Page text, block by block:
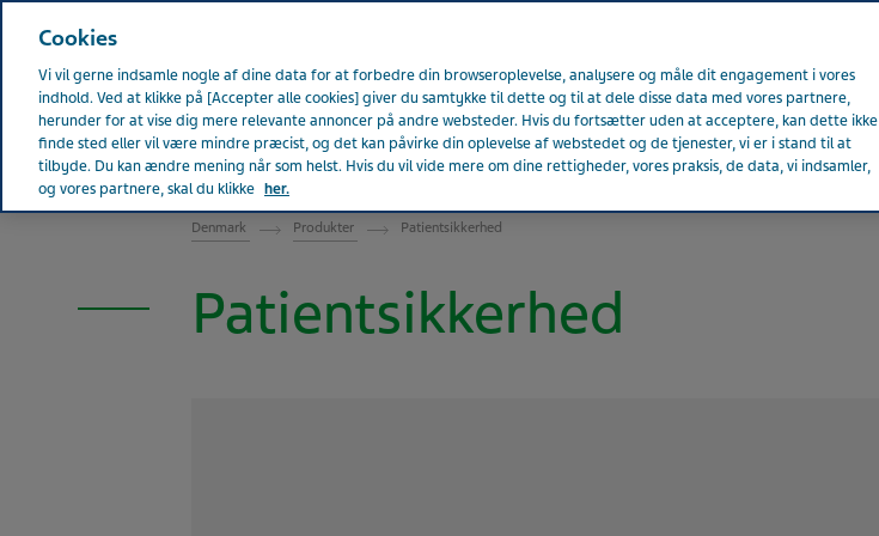
Teva Worldwide
DENMARK
Denmark Produkter Patientsikkerhed
Patientsikkerhed
Cookies
Vi vil gerne indsamle nogle af dine data for at forbedre din browseroplevelse, analysere og måle dit engagement i vores
indhold. Ved at klikke på [Accepter alle cookies] giver du samtykke til dette og til at dele disse data med vores partnere,
herunder for at vise dig mere relevante annoncer på andre websteder. Hvis du fortsætter uden at acceptere, kan dette ikke
finde sted eller vil være mindre præcist, og det kan påvirke din oplevelse af webstedet og de tjenester, vi er i stand til at
tilbyde. Du kan ændre mening når som helst. Hvis du vil vide mere om dine rettigheder, vores praksis, de data, vi indsamler,
og vores partnere, skal du klikke her.